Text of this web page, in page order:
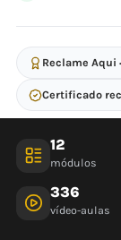
Reclame Aqui
Certificado
12
módulos
336
vídeo-aulas